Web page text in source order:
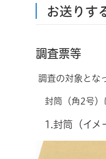
お送りす
調査票等
調査の対象とな
封筒（角2号）
1.封筒（イメ